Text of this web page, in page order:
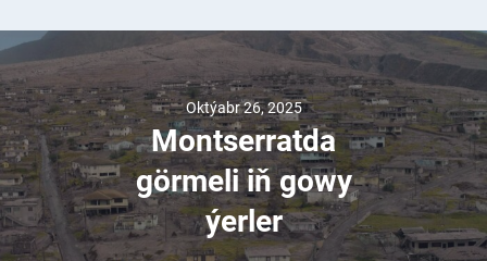
Oktýabr 26, 2025
Montserratda
görmeli iň gowy
ýerler